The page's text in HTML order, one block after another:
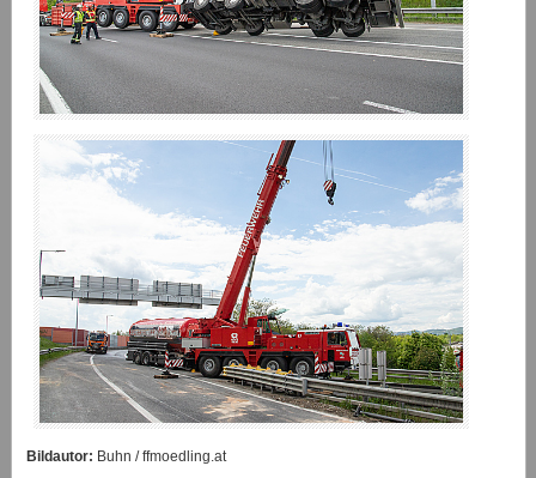
Bildautor: Buhn / ffmoedling.at